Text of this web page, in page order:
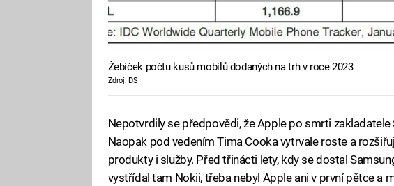
Žebíček počtu kusů mobilů dodaných na trh v roce 2023
Zdroj: DS
Nepotvrdily se předpovědi, že Apple po smrti
Naopak pod vedením Tima Cooka vytrvale roste a
produkty i služby. Před třinácti lety, kdy se dostal
vystřídal tam Nokii, třeba nebyl Apple ani v první pětce a